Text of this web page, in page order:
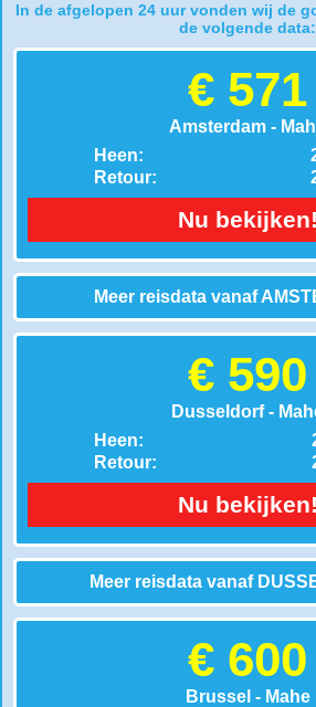
In de afgelopen 24 uur vonden wij de
de volgende data:
€ 571
Amsterdam -
Heen:
Retour:
Nu bekijken!
Meer reisdata vanaf
€ 590
Dusseldorf -
Heen:
Retour:
Nu bekijken!
Meer reisdata vanaf
€ 600
Brussel - Mahe